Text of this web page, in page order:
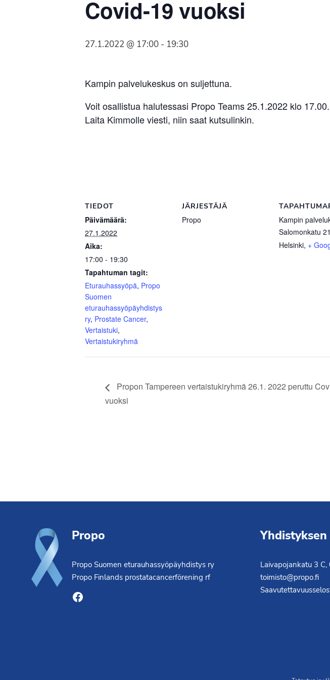
SyöpäyhdistyksenCovid-19 vuoksi
27.1.2022 @ 17:00 - 19:30
Kampin palvelukeskus on suljettuna.
Voit osallistua halutessasi Propo Teams 25.1.2022 klo
Laita Kimmolle viesti, niin saat kutsulinkin.
TIEDOT
Päivämäärä:
27.1.2022
Aika:
17:00 - 19:30
Tapahtuman tagit:
Eturauhassyöpä, Propo
Suomen
eturauhassyöpäyhdistys
ry, Prostate Cancer,
Vertaistuki,
Vertaistukiryhmä
JÄRJESTÄJÄ
Propo
Kampin
Salomonkatu
Helsinki, +
Propon Tampereen vertaistukiryhmä 26.1. 2022 peruttu
vuoksi
Propo
Propo Suomen eturauhassyöpäyhdistys ry
Propo Finlands prostatacancerförening rf
Facebook
Laivapojankatu 3
toimisto@propo.fi